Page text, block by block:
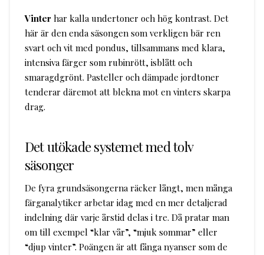
Vinterhar kalla undertoner och hög kontrast. Det
här är den enda säsongen som verkligen bär ren
svart och vit med pondus, tillsammans med klara,
intensiva färger som rubinrött, isblått och
smaragdgrönt. Pasteller och dämpade jordtoner
tenderar däremot att blekna mot en vinters skarpa
drag.
Det utökade systemet med tolv
säsonger
De fyra grundsäsongerna räcker långt, men många
färganalytiker arbetar idag med en mer detaljerad
indelning där varje årstid delas i tre. Då pratar man
om till exempel “klar vår”, “mjuk sommar” eller
“djup vinter”. Poängen är att fånga nyanser som de